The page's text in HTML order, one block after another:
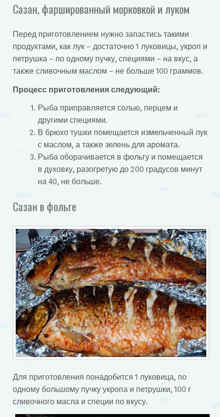
Сазан, фаршированный морковкой и луком
Перед приготовлением нужно запастись такими
продуктами, как лук – достаточно 1 луковицы, укроп и
петрушка – по одному пучку, специями – на вкус, а
также сливочным маслом – не больше 100 граммов.
Процесс приготовления следующий:
Рыба приправляется солью, перцем и
другими специями.
В брюхо тушки помещается измельченный лук
с маслом, а также зелень для аромата.
Рыба оборачивается в фольгу и помещается
в духовку, разогретую до 200 градусов минут
на 40, не больше.
Сазан в фольге
Для приготовления понадобится 1 луковица, по
одному большому пучку укропа и петрушки, 100 г
сливочного масла и специи по вкусу.